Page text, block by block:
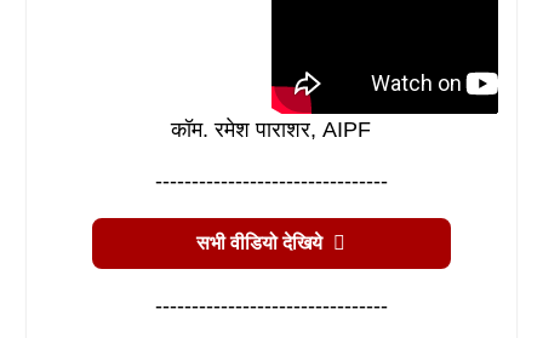
कॉम. रमेश पाराशर, AIPF
--------------------------------
सभी वीडियो देखिये
--------------------------------